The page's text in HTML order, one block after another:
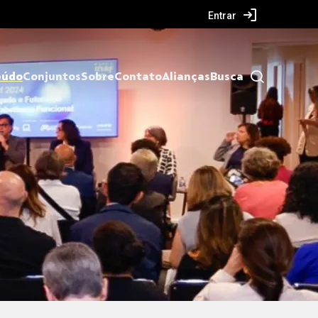
Entrar
ConjuntosSobreContatoAliançasBusca